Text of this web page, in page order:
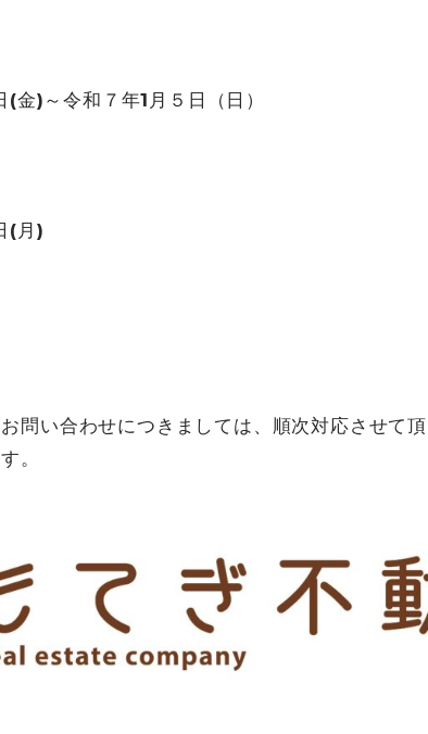
)～令和７年1月５日（日）
(月)
問い合わせにつきましては、順次対応させて
。